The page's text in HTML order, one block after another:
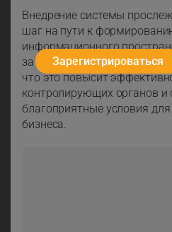
Внедрение системы
шаг на пути к
информационного
за движением товаров
что это повысит
контролирующих органов и
благоприятные условия
бизнеса.
Зарегистрироваться